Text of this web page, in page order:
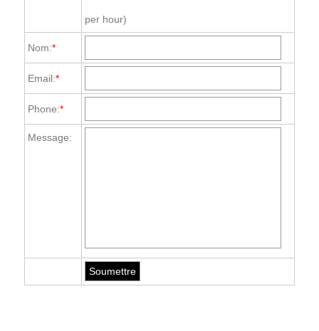
per hour)
Nom:*
Email:*
Phone:*
Message: